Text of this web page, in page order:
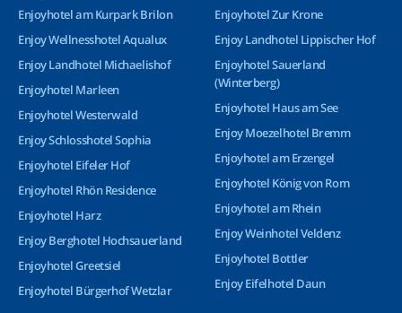
Enjoyhotel am Kurpark Brilon
Enjoy Wellnesshotel Aqualux
Enjoy Landhotel Michaelishof
Enjoyhotel Marleen
Enjoyhotel Westerwald
Enjoy Schlosshotel Sophia
Enjoyhotel Eifeler Hof
Enjoyhotel Rhön Residence
Enjoyhotel Harz
Enjoy Berghotel Hochsauerland
Enjoyhotel Greetsiel
Enjoyhotel Bürgerhof Wetzlar
Enjoyhotel Zur Krone
Enjoy Landhotel Lippischer Hof
Enjoyhotel Sauerland
(Winterberg)
Enjoyhotel Haus am See
Enjoy Moezelhotel Bremm
Enjoyhotel am Erzengel
Enjoyhotel König von Rom
Enjoyhotel am Rhein
Enjoy Weinhotel Veldenz
Enjoyhotel Bottler
Enjoy Eifelhotel Daun